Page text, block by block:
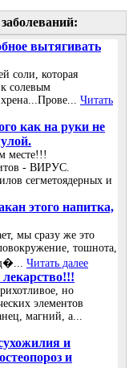
вытягивать
соли, которая
солевым
Читать
как на руки не
месте!!!
- ВИРУС.
сегметоядерных и
этого напитка,
мы сразу же это
тошнота,
Читать далее
но
элементов
магний, а...
и
и